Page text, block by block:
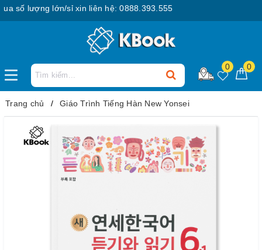
lượng lớn/sỉ xin liên hệ: 0888.393.555
0 0
Trang chủ Giáo Trình Tiếng Hàn New Yonsei